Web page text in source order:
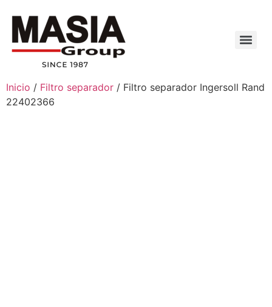
Inicio / Filtro separador / Filtro separador Ingersoll Rand
22402366